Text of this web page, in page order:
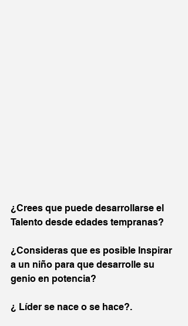
¿Crees que puede desarrollarse el
Talento desde edades tempranas?
¿Consideras que es posible Inspirar
a un niño para que desarrolle su
genio en potencia?
¿ Líder se nace o se hace?.